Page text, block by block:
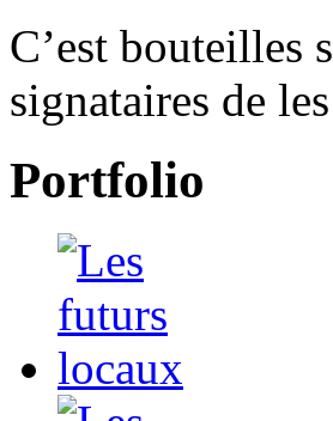
C’est bouteilles
signataires de
Portfolio